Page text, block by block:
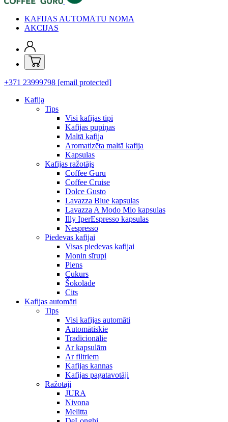
KAFIJAS AUTOMĀTU NOMA
AKCIJAS
+371 23999798 [email protected]
Kafija
Tips
Visi kafijas tipi
Kafijas pupiņas
Maltā kafija
Aromatizēta maltā kafija
Kapsulas
Kafijas ražotājs
Coffee Guru
Coffee Cruise
Dolce Gusto
Lavazza Blue kapsulas
Lavazza A Modo Mio kapsulas
Illy IperEspresso kapsulas
Nespresso
Piedevas kafijai
Visas piedevas kafijai
Monin sīrupi
Piens
Cukurs
Šokolāde
Cits
Kafijas automāti
Tips
Visi kafijas automāti
Automātiskie
Tradicionālie
Ar kapsulām
Ar filtriem
Kafijas kannas
Kafijas pagatavotāji
Ražotāji
JURA
Nivona
Melitta